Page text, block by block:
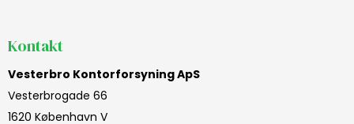
Kontakt
Vesterbro Kontorforsyning ApS
Vesterbrogade 66
1620 København V